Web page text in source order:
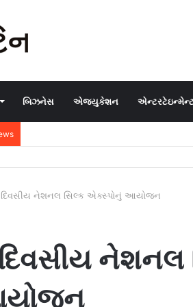
બિઝનેસ એજ્યુકેશન
દિવસીય નેશનલ સિલ્ક એક્સ્પોનું આયોજન
નેશનલ